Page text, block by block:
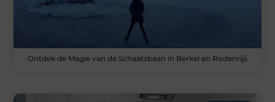
Ontdek de Magie van de Schaatsbaan in Berkel en Rodenrijs